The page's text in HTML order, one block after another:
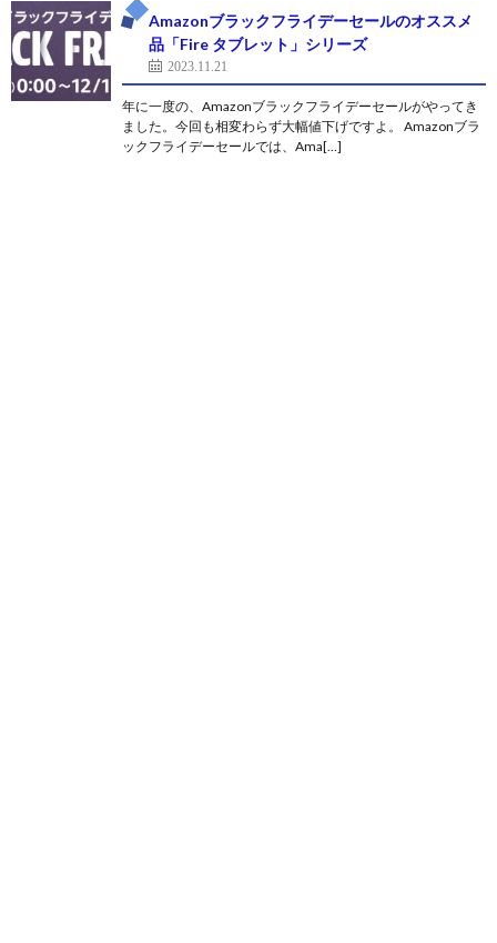
Amazonブラックフライデーセールのオススメ
品「Fire タブレット」シリーズ
2023.11.21
年に一度の、Amazonブラックフライデーセールがやってき
ました。今回も相変わらず大幅値下げですよ。 Amazonブラ
ックフライデーセールでは、Ama[…]